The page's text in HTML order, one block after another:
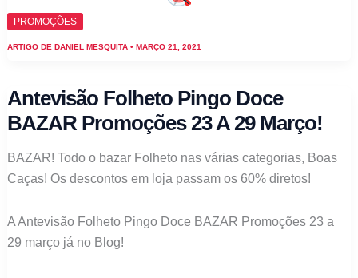
PROMOÇÕES
ARTIGO DE DANIEL MESQUITA • MARÇO 21, 2021
Antevisão Folheto Pingo Doce
BAZAR Promoções 23 A 29 Março!
BAZAR! Todo o bazar Folheto nas várias categorias, Boas
Caças! Os descontos em loja passam os 60% diretos!
A Antevisão Folheto Pingo Doce BAZAR Promoções 23 a
29 março já no Blog!